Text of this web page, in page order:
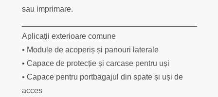
sau imprimare.
Aplicații exterioare comune
• Module de acoperiș și panouri laterale
• Capace de protecție și carcase pentru uși
• Capace pentru portbagajul din spate și uși de
acces